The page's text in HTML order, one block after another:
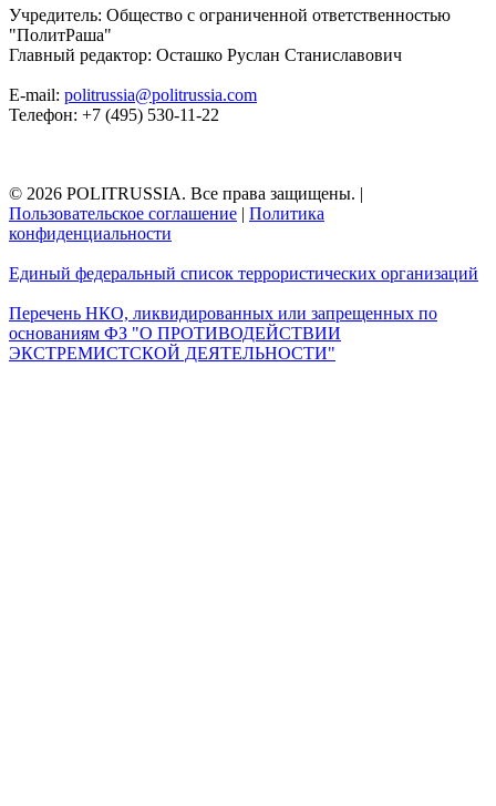
Учредитель: Общество с ограниченной ответственностью
"ПолитРаша"
Главный редактор: Осташко Руслан Станиславович
E-mail: politrussia@politrussia.com
Телефон: +7 (495) 530-11-22
© 2026 POLITRUSSIA. Все права защищены. |
Пользовательское соглашение | Политика
конфиденциальности
Единый федеральный список террористических организаций
Перечень НКО, ликвидированных или запрещенных по
основаниям ФЗ "О ПРОТИВОДЕЙСТВИИ
ЭКСТРЕМИСТСКОЙ ДЕЯТЕЛЬНОСТИ"